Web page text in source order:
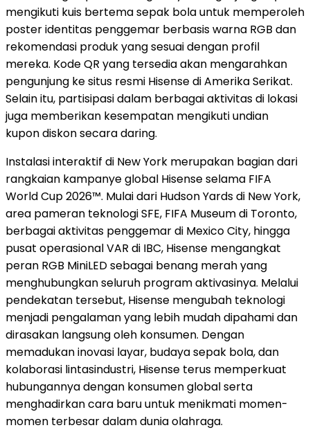
mengikuti kuis bertema sepak bola untuk memperoleh
poster identitas penggemar berbasis warna RGB dan
rekomendasi produk yang sesuai dengan profil
mereka. Kode QR yang tersedia akan mengarahkan
pengunjung ke situs resmi Hisense di Amerika Serikat.
Selain itu, partisipasi dalam berbagai aktivitas di lokasi
juga memberikan kesempatan mengikuti undian
kupon diskon secara daring.
Instalasi interaktif di New York merupakan bagian dari
rangkaian kampanye global Hisense selama FIFA
World Cup 2026™. Mulai dari Hudson Yards di New York,
area pameran teknologi SFE, FIFA Museum di Toronto,
berbagai aktivitas penggemar di Mexico City, hingga
pusat operasional VAR di IBC, Hisense mengangkat
peran RGB MiniLED sebagai benang merah yang
menghubungkan seluruh program aktivasinya. Melalui
pendekatan tersebut, Hisense mengubah teknologi
menjadi pengalaman yang lebih mudah dipahami dan
dirasakan langsung oleh konsumen. Dengan
memadukan inovasi layar, budaya sepak bola, dan
kolaborasi lintasindustri, Hisense terus memperkuat
hubungannya dengan konsumen global serta
menghadirkan cara baru untuk menikmati momen-
momen terbesar dalam dunia olahraga.